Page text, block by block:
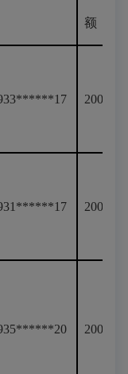
额
200
200
200